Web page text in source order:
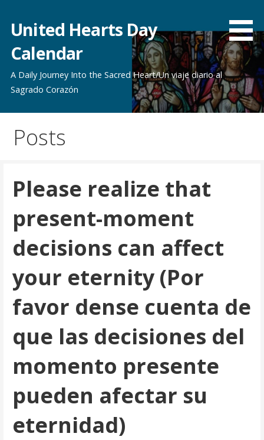
content
United Hearts Day
Calendar
A Daily Journey Into the Sacred Heart/Un viaje diario al
Sagrado Corazón
Posts
Please realize that
present-moment
decisions can affect
your eternity (Por
favor dense cuenta de
que las decisiones del
momento presente
pueden afectar su
eternidad)